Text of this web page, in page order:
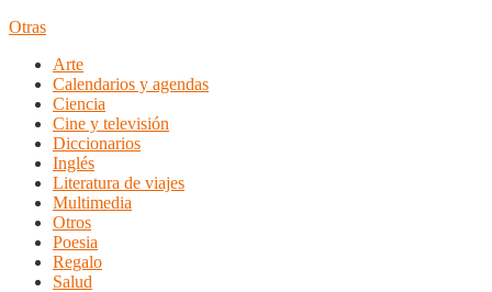
Otras
Arte
Calendarios y agendas
Ciencia
Cine y televisión
Diccionarios
Inglés
Literatura de viajes
Multimedia
Otros
Poesia
Regalo
Salud